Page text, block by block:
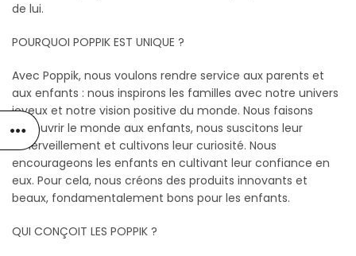
de lui.
POURQUOI POPPIK EST UNIQUE ?
Avec Poppik, nous voulons rendre service aux parents et
aux enfants : nous inspirons les familles avec notre univers
joyeux et notre vision positive du monde. Nous faisons
découvrir le monde aux enfants, nous suscitons leur
émerveillement et cultivons leur curiosité. Nous
encourageons les enfants en cultivant leur confiance en
eux. Pour cela, nous créons des produits innovants et
beaux, fondamentalement bons pour les enfants.
QUI CONÇOIT LES POPPIK ?